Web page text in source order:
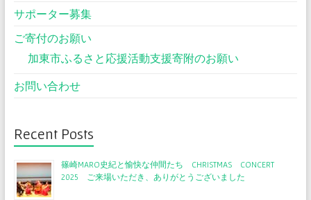
サポーター募集
ご寄付のお願い
加東市ふるさと応援活動支援寄附のお願い
お問い合わせ
Recent Posts
篠崎MARO史紀と愉快な仲間たち CHRISTMAS CONCERT
2025 ご来場いただき、ありがとうございました